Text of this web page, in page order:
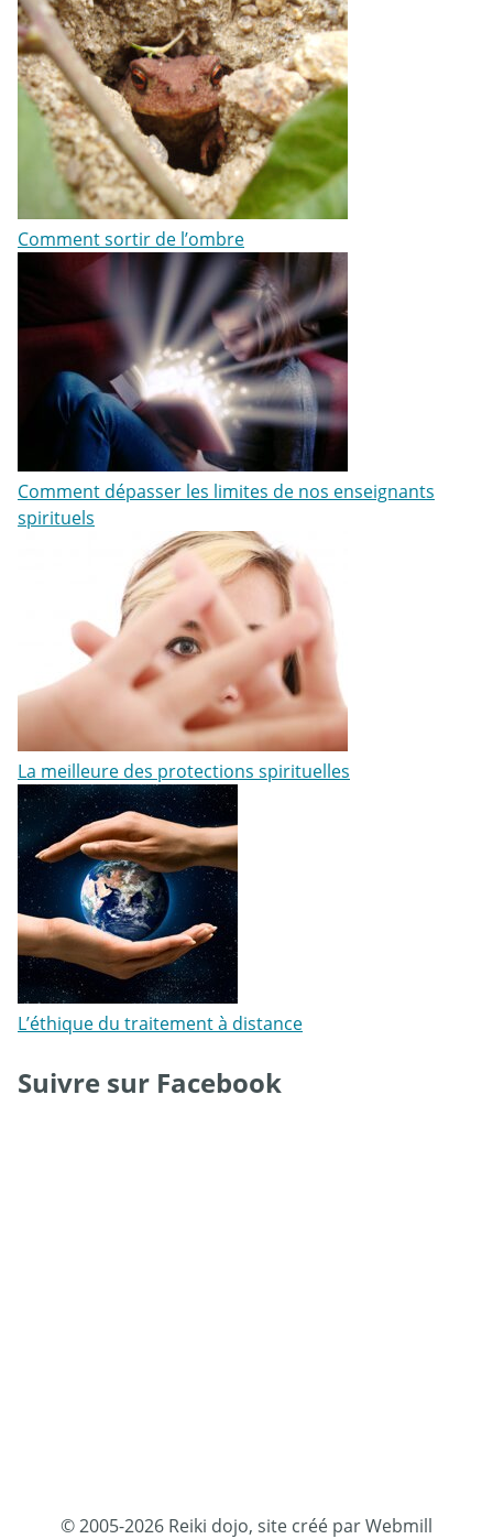
Comment sortir de l’ombre
Comment dépasser les limites de nos enseignants
spirituels
La meilleure des protections spirituelles
L’éthique du traitement à distance
Suivre sur Facebook
© 2005-2026 Reiki dojo, site créé par Webmill